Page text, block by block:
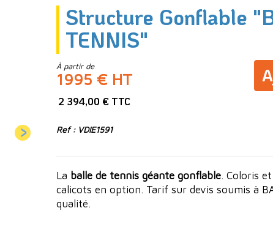
Structure Gonflable
TENNIS"
À partir de
1995 € HT
2 394,00 € TTC
Ref : VDIE1591
La balle de tennis géante gonflable. Coloris
calicots en option. Tarif sur devis soumis à
qualité.